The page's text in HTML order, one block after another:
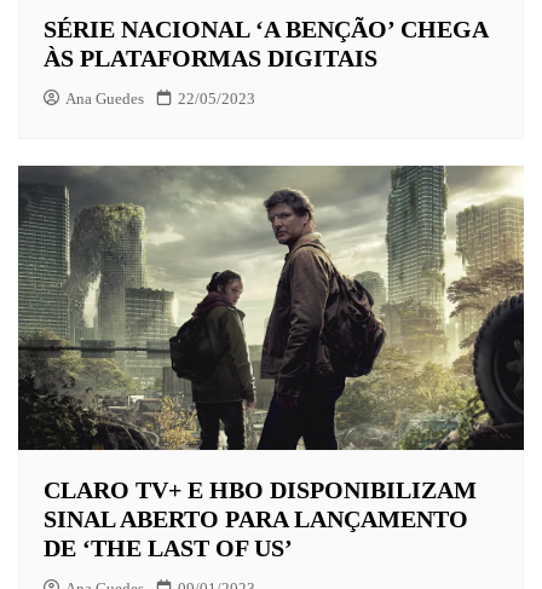
SÉRIE NACIONAL ‘A BENÇÃO’ CHEGA
ÀS PLATAFORMAS DIGITAIS
Ana Guedes 22/05/2023
CLARO TV+ E HBO DISPONIBILIZAM
SINAL ABERTO PARA LANÇAMENTO
DE ‘THE LAST OF US’